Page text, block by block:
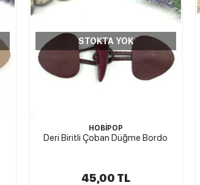
STOKTA YOK
HOBİPOP
Deri Biritli Çoban Düğme Bordo
45,00 TL